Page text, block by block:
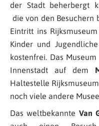
der Stadt beherbergt
die von den Besuchern
Eintritt ins
Kinder und
kostenfrei. Das
Innenstadt auf dem
Haltestelle
noch viele andere
Das weltbekannte Van